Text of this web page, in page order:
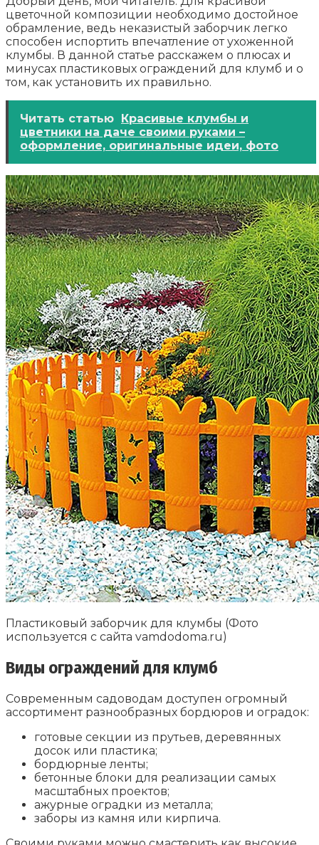
цветочной композиции необходимо достойное
обрамление, ведь неказистый заборчик легко
способен испортить впечатление от ухоженной
клумбы. В данной статье расскажем о плюсах и
минусах пластиковых ограждений для клумб и о
том, как установить их правильно.
Читать статью Красивые клумбы и
цветники на даче своими руками –
оформление, оригинальные идеи, фото
Пластиковый заборчик для клумбы (Фото
используется с сайта vamdodoma.ru)
Виды ограждений для клумб
Современным садоводам доступен огромный
ассортимент разнообразных бордюров и оградок:
готовые секции из прутьев, деревянных
досок или пластика;
бордюрные ленты;
бетонные блоки для реализации самых
масштабных проектов;
ажурные оградки из металла;
заборы из камня или кирпича.